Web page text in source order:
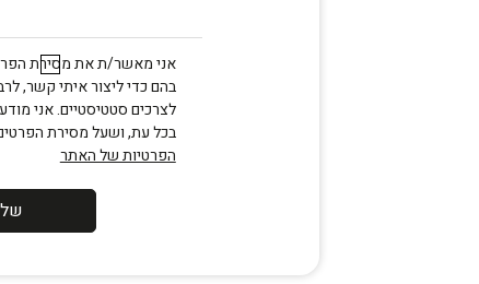
אני מאשר/ת את מסירת
בהם כדי ליצור איתי קשר,
לצרכים סטטיסטיים. אני
בכל עת, ושעל מסירת
הפרטיות של האתר